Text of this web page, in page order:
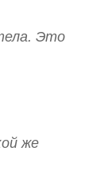
Это
же